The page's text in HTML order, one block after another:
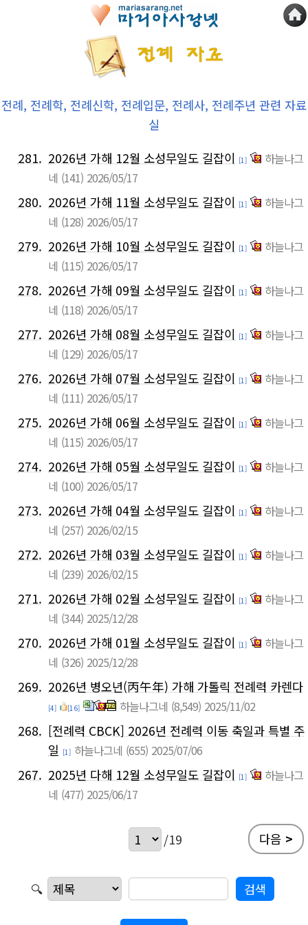
전례, 전례학, 전례신학, 전례입문, 전례사, 전례주년 관련 자료
실
281. 2026년 가해 12월 소성무일도 길잡이 [1]
하늘나그
네 (141) 2026/05/17
280. 2026년 가해 11월 소성무일도 길잡이 [1]
하늘나그
네 (128) 2026/05/17
279. 2026년 가해 10월 소성무일도 길잡이 [1]
하늘나그
네 (115) 2026/05/17
278. 2026년 가해 09월 소성무일도 길잡이 [1]
하늘나그
네 (118) 2026/05/17
277. 2026년 가해 08월 소성무일도 길잡이 [1]
하늘나그
네 (129) 2026/05/17
276. 2026년 가해 07월 소성무일도 길잡이 [1]
하늘나그
네 (111) 2026/05/17
275. 2026년 가해 06월 소성무일도 길잡이 [1]
하늘나그
네 (115) 2026/05/17
274. 2026년 가해 05월 소성무일도 길잡이 [1]
하늘나그
네 (100) 2026/05/17
273. 2026년 가해 04월 소성무일도 길잡이 [1]
하늘나그
네 (257) 2026/02/15
272. 2026년 가해 03월 소성무일도 길잡이 [1]
하늘나그
네 (239) 2026/02/15
271. 2026년 가해 02월 소성무일도 길잡이 [1]
하늘나그
네 (344) 2025/12/28
270. 2026년 가해 01월 소성무일도 길잡이 [1]
하늘나그
네 (326) 2025/12/28
269. 2026년 병오년(丙午年) 가해 가톨릭 전례력 카렌다
[4] [16] 하늘나그네 (8,549) 2025/11/02
268. [전례력 CBCK] 2026년 전례력 이동 축일과 특별 주
일 [1] 하늘나그네 (655) 2025/07/06
267. 2025년 다해 12월 소성무일도 길잡이 [1]
하늘나그
네 (477) 2025/06/17
/19 다음 >
🔍